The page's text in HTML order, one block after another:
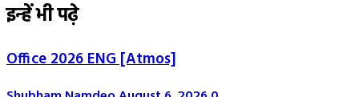
इन्हें भी पढ़े
Office 2026 ENG [Atmos]